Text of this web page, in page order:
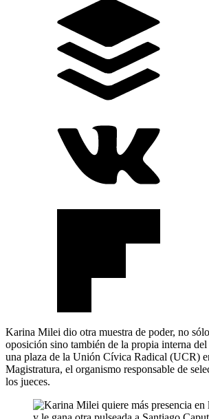
Karina Milei dio otra muestra de poder, no
oposición sino también de la propia interna
una plaza de la Unión Cívica Radical (UCR)
Magistratura, el organismo responsable de
los jueces.